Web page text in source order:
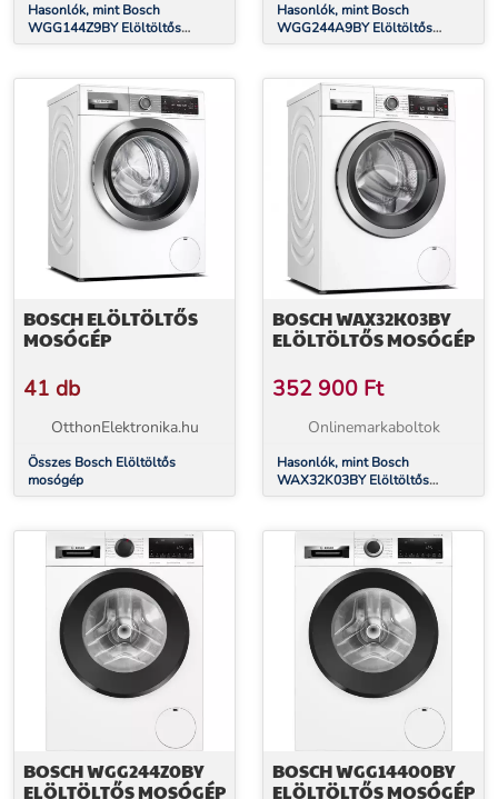
Hasonlók, mint Bosch
WGG144Z9BY Elöltöltős
mosógép
Hasonlók, mint Bosch
WGG244A9BY Elöltöltős
mosógép
BOSCH ELÖLTÖLTŐS
MOSÓGÉP
41 db
OtthonElektronika.hu
Összes Bosch Elöltöltős
mosógép
BOSCH WAX32K03BY
ELÖLTÖLTŐS MOSÓGÉP
352 900 Ft
Onlinemarkaboltok
Hasonlók, mint Bosch
WAX32K03BY Elöltöltős
mosógép
BOSCH WGG244Z0BY
ELÖLTÖLTŐS MOSÓGÉP
BOSCH WGG14400BY
ELÖLTÖLTŐS MOSÓGÉP